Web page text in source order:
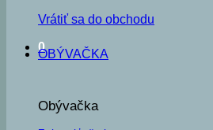
Vrátiť sa do obchodu
0
OBÝVAČKA
Obývačka